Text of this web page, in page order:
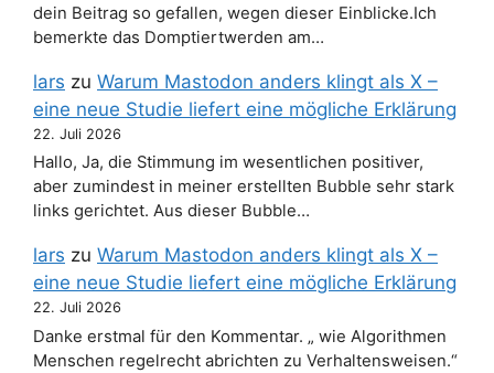
dein Beitrag so gefallen, wegen dieser Einblicke.Ich
bemerkte das Domptiertwerden am…
lars zu Warum Mastodon anders klingt als X –
eine neue Studie liefert eine mögliche Erklärung
22. Juli 2026
Hallo, Ja, die Stimmung im wesentlichen positiver,
aber zumindest in meiner erstellten Bubble sehr stark
links gerichtet. Aus dieser Bubble…
lars zu Warum Mastodon anders klingt als X –
eine neue Studie liefert eine mögliche Erklärung
22. Juli 2026
Danke erstmal für den Kommentar. „ wie Algorithmen
Menschen regelrecht abrichten zu Verhaltensweisen.“